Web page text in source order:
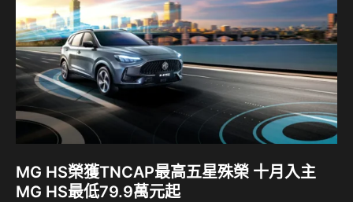
車享獨家好禮： tokuyo多會鬆踝旋美腿機或Panasonic溫感
氣動足腿按摩靴 …
MG HS榮獲TNCAP最高五星殊榮 十月入主
MG HS最低79.9萬元起